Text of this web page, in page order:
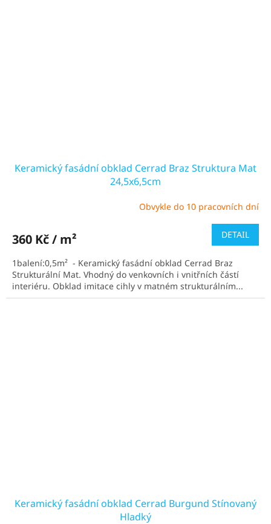
Keramický fasádní obklad Cerrad Braz Struktura Mat
24,5x6,5cm
je
z
5
hvězdiček.
Obvykle do 10 pracovních dní
360 Kč / m² DETAIL
1balení:0,5m² - Keramický fasádní obklad Cerrad Braz
Strukturální Mat. Vhodný do venkovních i vnitřních částí
interiéru. Obklad imitace cihly v matném strukturálním...
Keramický fasádní obklad Cerrad Burgund Stínovaný
Hladký